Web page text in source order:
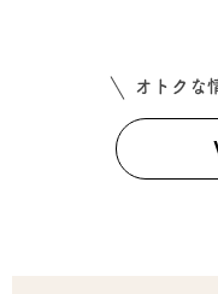
オトクな